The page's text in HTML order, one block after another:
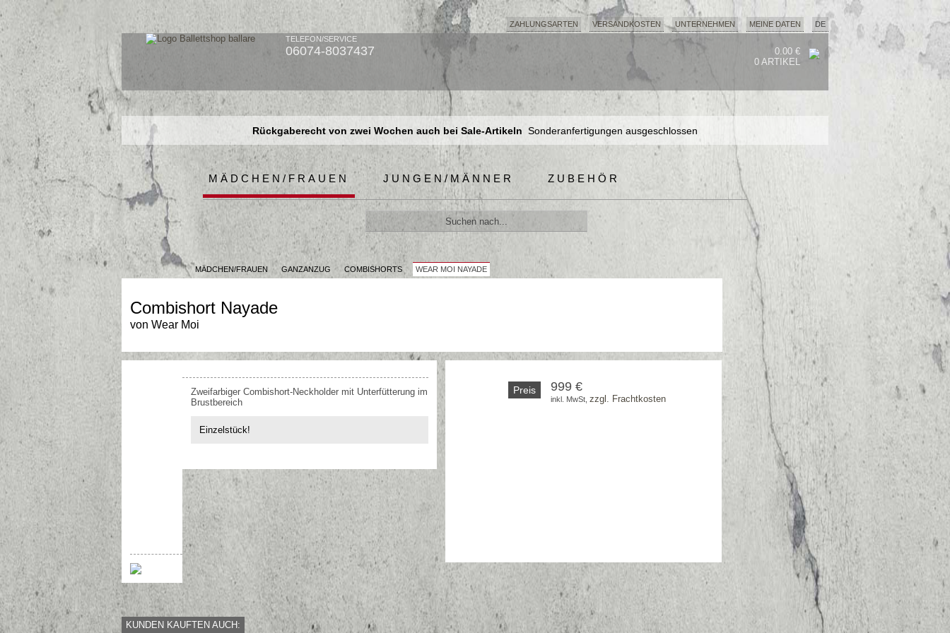
ZAHLUNGSARTEN VERSANDKOSTEN UNTERNEHMEN MEINE DATEN
DE
TELEFON/SERVICE
06074-8037437
0.00 €
0 ARTIKEL
Rückgaberecht von zwei Wochen auch bei Sale-Artikeln Sonderanfertigungen ausgeschlossen
Rückgaberecht von zwei Wochen auch bei Sale-Artikeln Sonderanfertigungen ausgeschlossen
Rückgaberecht von zwei Wochen auch bei Sale-Artikeln Sonderanfertigungen ausgeschlossen
MÄDCHEN/FRAUEN JUNGEN/MÄNNER ZUBEHÖR
MÄDCHEN/FRAUEN GANZANZUG COMBISHORTS WEAR MOI NAYADE
Combishort Nayade
von Wear Moi
Zweifarbiger Combishort-Neckholder mit Unterfütterung im
Brustbereich
Einzelstück!
Preis 999 €
inkl. MwSt, zzgl. Frachtkosten
KUNDEN KAUFTEN AUCH: